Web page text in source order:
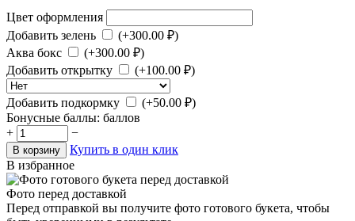
Цвет оформления
Добавить зелень
(+300.00 ₽)
Аква бокс
(+300.00 ₽)
Добавить открытку
(+100.00 ₽)
Добавить подкормку (+50.00 ₽)
Бонусные баллы: баллов
+
−
В корзину
Купить в один клик
В избранное
Фото перед доставкой
Перед отправкой вы получите фото готового букета, чтобы